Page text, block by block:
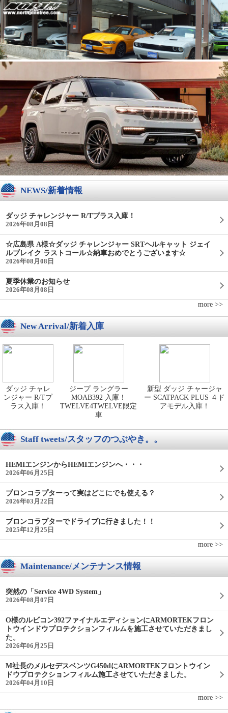
NEWS/新着情報
ダッジ チャレンジャー R/Tプラス入庫！
2026年08月08日
☆広島県 A様☆ダッジ チャレンジャー SRTヘルキャット ジェイ
ルブレイク ラストコール☆納車おめでとうございます☆
2026年08月08日
夏季休業のお知らせ
2026年08月08日
more >>
New Arrival/新着入庫
ダッジ チャレ
ンジャー R/Tプ
ラス入庫！
ジープ ラングラー
MOAB392 入庫！
TWELVE4TWELVE限定
車
新型 ダッジ チャージャ
ー SCATPACK PLUS ４ド
アモデル入庫！
Staff tweets/スタッフのつぶやき。。
HEMIエンジンからHEMIエンジンへ・・・
2026年06月25日
ブロンコラプターって実はどこにでも使える？
2026年03月22日
ブロンコラプターでドライブに行きました！！
2025年12月25日
more >>
Maintenance/メンテナンス情報
突然の「Service 4WD System」
2026年08月07日
O様のルビコン392ファイナルエディションにARMORTEKフロン
トウインドウプロテクションフィルムを施工させていただきまし
た。
2026年06月25日
M社長のメルセデスベンツG450dにARMORTEKフロントウイン
ドウプロテクションフィルム施工させていただきました。
2026年04月10日
more >>